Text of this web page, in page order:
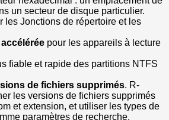
un secteur de disque particulier.
les Jonctions de répertoire et les
pour les appareils à lecture
fiable et rapide des partitions NTFS
de fichiers supprimés. R-
les versions de fichiers supprimés
et extension, et utiliser les types de
paramètres de recherche.